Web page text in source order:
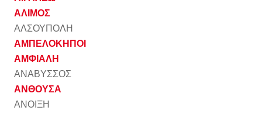
ΑΛΙΜΟΣ
ΑΛΣΟΥΠΟΛΗ
ΑΜΠΕΛΟΚΗΠΟΙ
ΑΜΦΙΑΛΗ
ΑΝΑΒΥΣΣΟΣ
ΑΝΘΟΥΣΑ
ΑΝΟΙΞΗ